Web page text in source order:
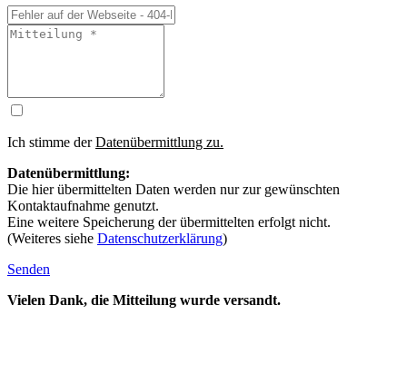
Ich stimme derDatenübermittlung zu.
Datenübermittlung:
Die hier übermittelten Daten werden nur zur gewünschten
Kontaktaufnahme genutzt.
Eine weitere Speicherung der übermittelten erfolgt nicht.
(Weiteres siehe Datenschutzerklärung)
Senden
Vielen Dank, die Mitteilung wurde versandt.